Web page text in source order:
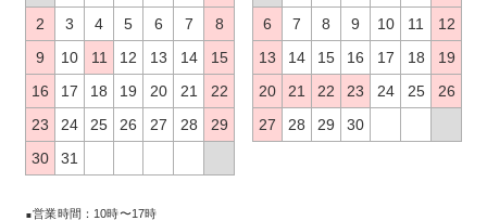
2
3 4 5 6 7
8
9
10 11 12 13 14
15
16
17 18 19 20 21
22
23
24 25 26 27 28
29
30
31
6
7 8 9 10 11
12
13
14 15 16 17 18
19
20
21 22 23 24 25
26
27
28 29 30
営業時間：10時〜17時